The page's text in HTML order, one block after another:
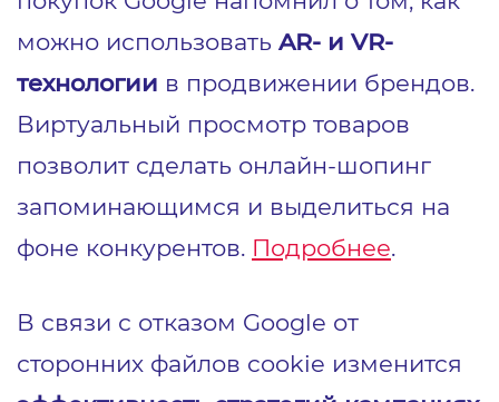
можно использовать AR- и VR-
технологии в продвижении брендов.
Виртуальный просмотр товаров
позволит сделать онлайн-шопинг
запоминающимся и выделиться на
фоне конкурентов. Подробнее.
В связи с отказом Google от
сторонних файлов cookie изменится